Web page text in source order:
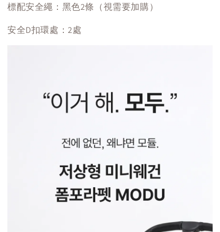
標配安全繩：黑色2條（視需要加購）
安全D扣環處：2處